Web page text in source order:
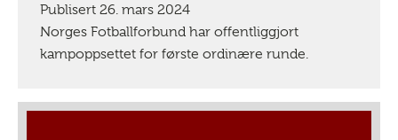
Publisert 26. mars 2024
Norges Fotballforbund har offentliggjort
kampoppsettet for første ordinære runde.